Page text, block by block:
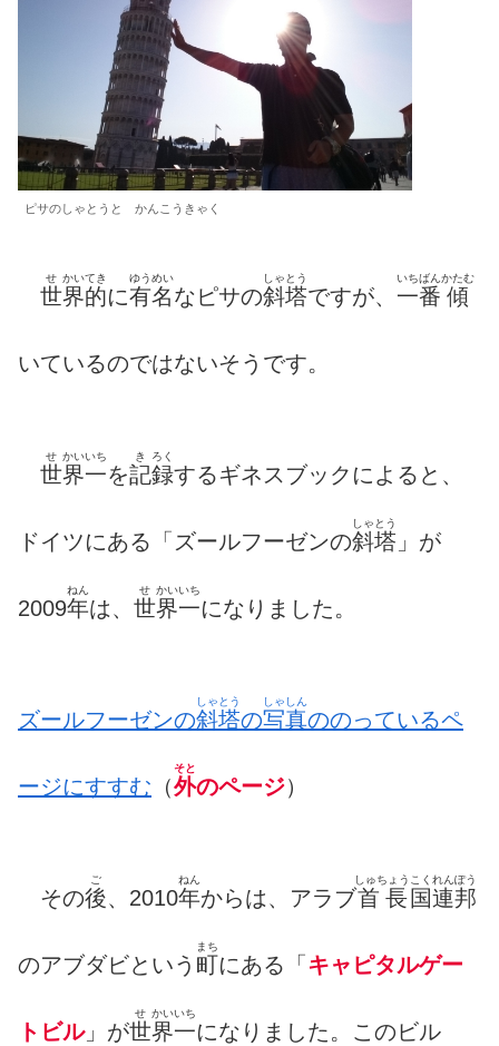
ピサのしゃとうと かんこうきゃく
世
せ
界的
かいてき
に有名
ゆうめい
なピサの斜塔
しゃとう
ですが、 一番
いちばん
傾
かたむ
いているのではないそうです。
世
せ
界
かい
一
いち
を記
き
録
ろく
するギネスブックによると、
ドイツにある「ズールフーゼンの斜塔
しゃとう
」が
2009年
ねん
は、 世
せ
界
かい
一
いち
になりました。
ズールフーゼンの斜塔
しゃとう
の写真
しゃしん
ののっているペ
ージにすすむ （外
そと
のページ）
その後
ご
、2010年
ねん
からは、アラブ首長
しゅちょう
国連邦
こくれんぽう
のアブダビという 町
まち
にある「 キャピタルゲー
トビル」が世
せ
界
かい
一
いち
になりました。このビル